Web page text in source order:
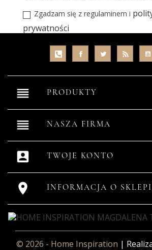
Zgadzam się z regulaminem i
prywatności
reorder PRODUKTY
reorder NASZA FIRMA
account_box TWOJE KONTO
 INFORMACJA O
© 2026 - Home Inspiration |